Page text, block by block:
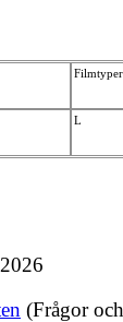
Filmtyper
L
(Frågor